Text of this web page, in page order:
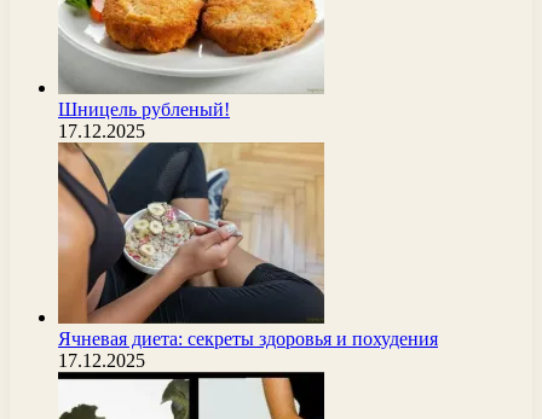
Шницель рубленый!
17.12.2025
Ячневая диета: секреты здоровья и похудения
17.12.2025